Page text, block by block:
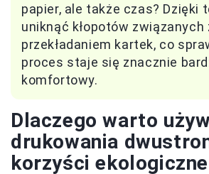
papier, ale także czas? Dzięki
uniknąć kłopotów związanych
przekładaniem kartek, co
proces staje się znacznie
komfortowy.
Dlaczego warto
drukowania
korzyści